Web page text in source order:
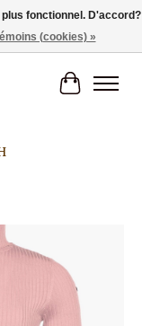
Panier
Items
fonctionnel. D'accord?
(cookies) »